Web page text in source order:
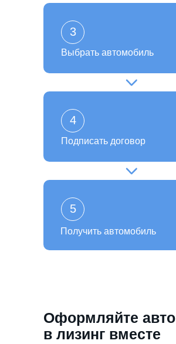
Получить автомобиль
5
Подписать договор
4
Выбрать автомобиль
3
Оформляйте авто
в лизинг вместе